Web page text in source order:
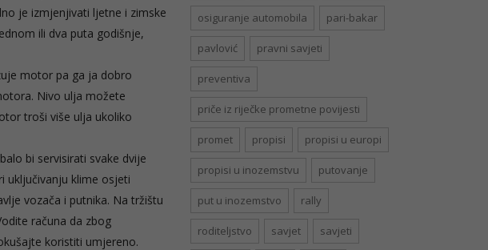
je izmjenjivati ljetne i zimske
ili dva puta godišnje,
motor pa ga ja dobro
Nivo ulja možete
troši više ulja ukoliko
bi servisirati svake dvije
uključivanju klime osjeti
vozača i putnika. Na tržištu
računa da zbog
koristiti umjereno.
osiguranje automobila pari-bakar
pavlović pravni savjeti
preventiva
priče iz riječke prometne povijesti
promet propisi propisi u europi
propisi u inozemstvu putovanje
put u inozemstvo rally
roditeljstvo savjet savjeti